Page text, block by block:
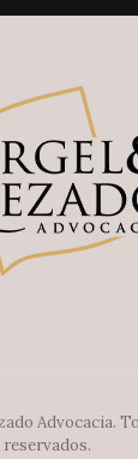
Advocacia.
reservados.